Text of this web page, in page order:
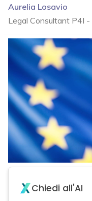
Aurelia Losavio
Legal Consultant P4I
Chiedi all'AI